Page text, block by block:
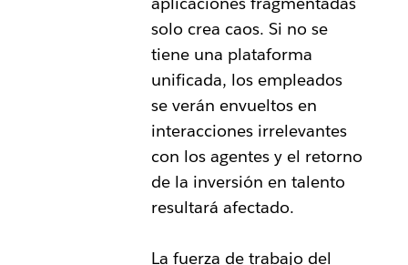
solo crea caos. Si no se
tiene una plataforma
unificada, los empleados
se verán envueltos en
interacciones irrelevantes
con los agentes y el retorno
de la inversión en talento
resultará afectado.
La fuerza de trabajo del